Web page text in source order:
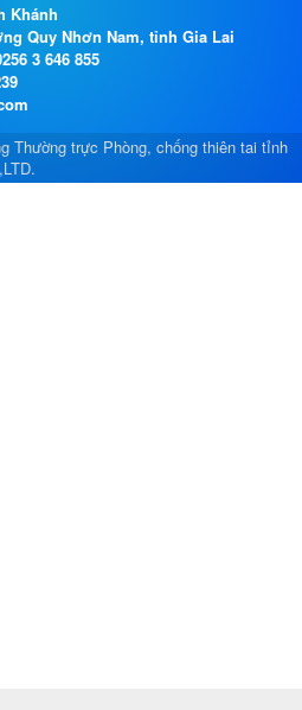
Khánh
Quy Nhơn Nam, tỉnh Gia Lai
3 646 855
Thường trực Phòng, chống thiên tai tỉnh
.